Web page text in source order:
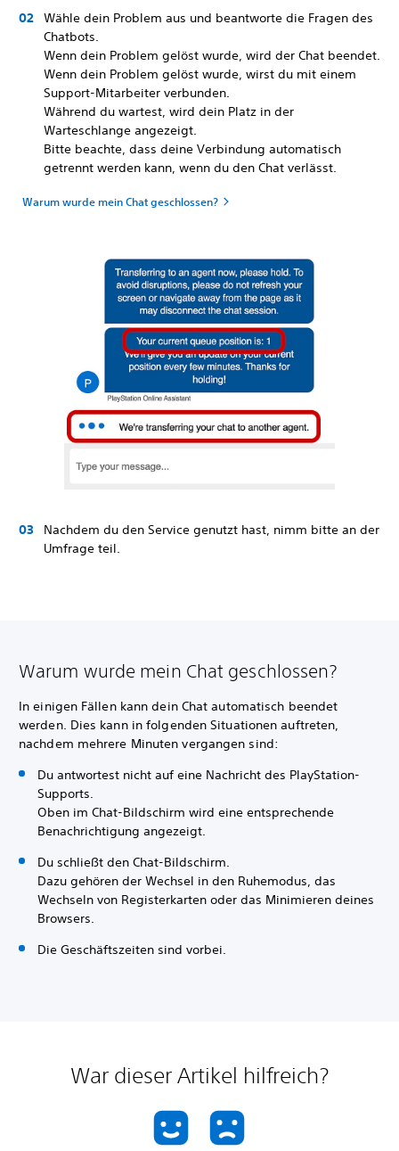
Wähle dein Problem aus und beantworte die Fragen des
Chatbots.
Wenn dein Problem gelöst wurde, wird der Chat beendet.
Wenn dein Problem gelöst wurde, wirst du mit einem
Support-Mitarbeiter verbunden.
Während du wartest, wird dein Platz in der
Warteschlange angezeigt.
Bitte beachte, dass deine Verbindung automatisch
getrennt werden kann, wenn du den Chat verlässt.
Warum wurde mein Chat geschlossen?
Nachdem du den Service genutzt hast, nimm bitte an der
Umfrage teil.
Warum wurde mein Chat geschlossen?
In einigen Fällen kann dein Chat automatisch beendet
werden. Dies kann in folgenden Situationen auftreten,
nachdem mehrere Minuten vergangen sind:
Du antwortest nicht auf eine Nachricht des PlayStation-
Supports.
Oben im Chat-Bildschirm wird eine entsprechende
Benachrichtigung angezeigt.
Du schließt den Chat-Bildschirm.
Dazu gehören der Wechsel in den Ruhemodus, das
Wechseln von Registerkarten oder das Minimieren deines
Browsers.
Die Geschäftszeiten sind vorbei.
War dieser Artikel hilfreich?